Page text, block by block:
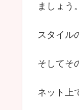
ましょう。
スタイル
そしてそ
ネット上